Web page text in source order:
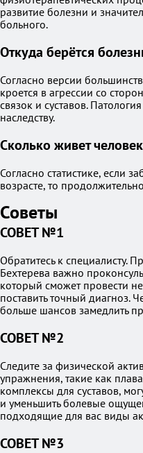
развитие болезни и
больного.
Откуда берётся
Согласно версии
кроется в агрессии со
связок и суставов.
наследству.
Сколько живет
Согласно статистике, если
возрасте, то
Советы
СОВЕТ №1
Обратитесь к специалисту.
Бехтерева важно
который сможет провести
поставить точный диагноз.
больше шансов замедлить
СОВЕТ №2
Следите за физической
упражнения, такие как
комплексы для суставов,
и уменьшить болевые
подходящие для вас виды
СОВЕТ №3